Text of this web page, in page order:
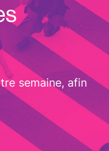
semaine, afin